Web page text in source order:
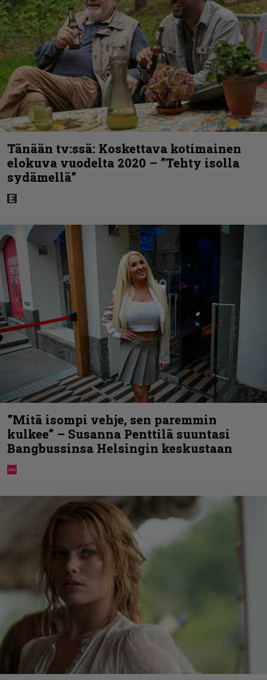
Tänään tv:ssä: Koskettava kotimainen
elokuva vuodelta 2020 – ”Tehty isolla
sydämellä”
”Mitä isompi vehje, sen paremmin
kulkee” – Susanna Penttilä suuntasi
Bangbussinsa Helsingin keskustaan